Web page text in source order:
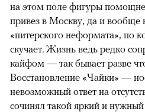
на этом поле фигуры
привез в Москву, да и вообще
«питерского неформата», по
скучает. Жизнь ведь редко
кайфом — так бывает разве
Восстановление «Чайки» —
невозможный ответ на
сочинял такой яркий и нужный